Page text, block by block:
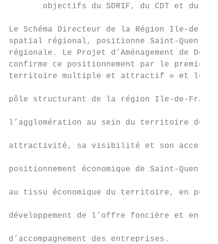
objectifs du SDRIF, du CDT et du
Le Schéma Directeur de la Région
spatial régional, positionne
régionale. Le Projet d’Aménagement de
confirme ce positionnement par le
territoire multiple et attractif » et le
pôle structurant de la région
l’agglomération au sein du territoire de
attractivité, sa visibilité et son
positionnement économique de
au tissu économique du territoire, en
développement de l’offre foncière et en
d’accompagnement des entreprises.